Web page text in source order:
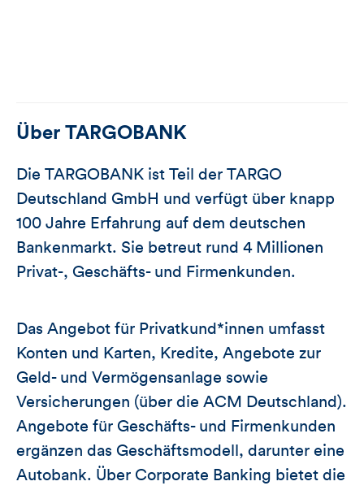
Über TARGOBANK
Die TARGOBANK ist Teil der TARGO
Deutschland GmbH und verfügt über knapp
100 Jahre Erfahrung auf dem deutschen
Bankenmarkt. Sie betreut rund 4 Millionen
Privat-, Geschäfts- und Firmenkunden.
Das Angebot für Privatkund*innen umfasst
Konten und Karten, Kredite, Angebote zur
Geld- und Vermögensanlage sowie
Versicherungen (über die ACM Deutschland).
Angebote für Geschäfts- und Firmenkunden
ergänzen das Geschäftsmodell, darunter eine
Autobank. Über Corporate Banking bietet die